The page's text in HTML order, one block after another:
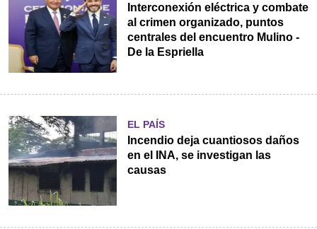
Interconexión eléctrica y combate
al crimen organizado, puntos
centrales del encuentro Mulino -
De la Espriella
EL PAÍS
Incendio deja cuantiosos daños
en el INA, se investigan las
causas